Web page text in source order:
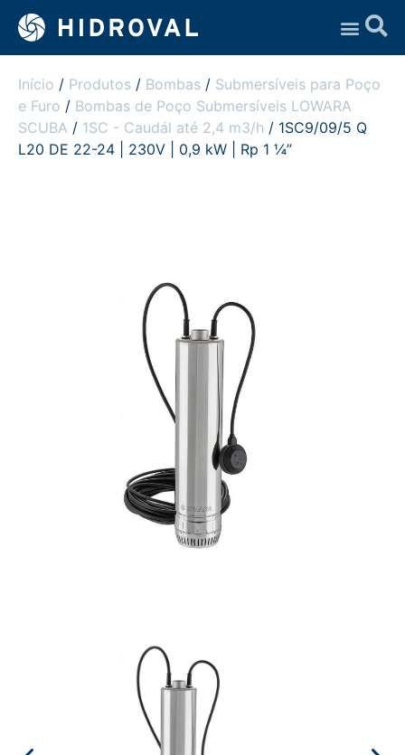
Início / Produtos / Bombas / Submersíveis para Poço
e Furo / Bombas de Poço Submersíveis LOWARA
SCUBA / 1SC - Caudál até 2,4 m3/h / 1SC9/09/5 Q
L20 DE 22-24 | 230V | 0,9 kW | Rp 1 ¼”